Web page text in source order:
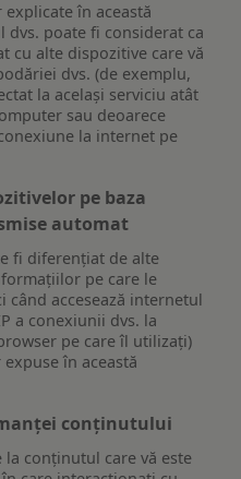
în această
poate fi considerat ca
cu alte dispozitive care vă
dvs. (de exemplu,
la același serviciu atât
sau deoarece
la internet pe
pe baza
automat
fi diferențiat de alte
pe care le
accesează internetul
a conexiunii dvs. la
pe care îl utilizați)
în această
conținutului
conținutul care vă este